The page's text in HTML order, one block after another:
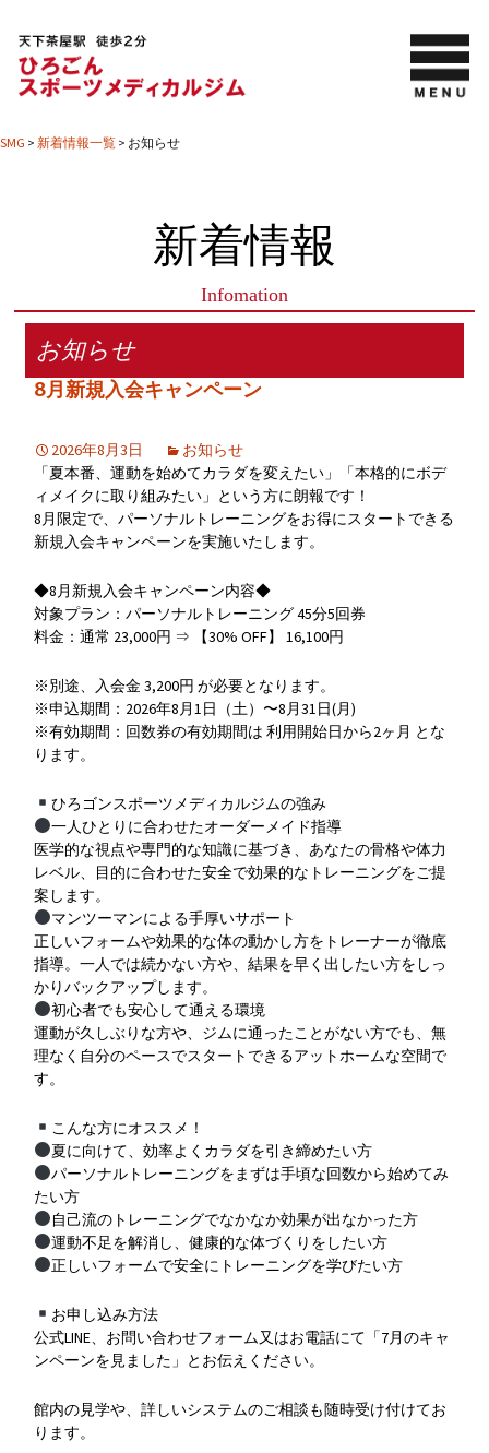
SMG > 新着情報一覧 > お知らせ
新着情報
Infomation
お知らせ
8月新規入会キャンペーン
2026年8月3日
お知らせ
「夏本番、運動を始めてカラダを変えたい」「本格的にボデ
ィメイクに取り組みたい」という方に朗報です！
8月限定で、パーソナルトレーニングをお得にスタートできる
新規入会キャンペーンを実施いたします。
◆8月新規入会キャンペーン内容◆
対象プラン：パーソナルトレーニング 45分5回券
料金：通常 23,000円 ⇒ 【30% OFF】 16,100円
※別途、入会金 3,200円 が必要となります。
※申込期間：2026年8月1日（土）〜8月31日(月)
※有効期間：回数券の有効期間は 利用開始日から2ヶ月 とな
ります。
ひろゴンスポーツメディカルジムの強み
一人ひとりに合わせたオーダーメイド指導
医学的な視点や専門的な知識に基づき、あなたの骨格や体力
レベル、目的に合わせた安全で効果的なトレーニングをご提
案します。
マンツーマンによる手厚いサポート
正しいフォームや効果的な体の動かし方をトレーナーが徹底
指導。一人では続かない方や、結果を早く出したい方をしっ
かりバックアップします。
初心者でも安心して通える環境
運動が久しぶりな方や、ジムに通ったことがない方でも、無
理なく自分のペースでスタートできるアットホームな空間で
す。
こんな方にオススメ！
夏に向けて、効率よくカラダを引き締めたい方
パーソナルトレーニングをまずは手頃な回数から始めてみ
たい方
自己流のトレーニングでなかなか効果が出なかった方
運動不足を解消し、健康的な体づくりをしたい方
正しいフォームで安全にトレーニングを学びたい方
お申し込み方法
公式LINE、お問い合わせフォーム又はお電話にて「7月のキャ
ンペーンを見ました」とお伝えください。
館内の見学や、詳しいシステムのご相談も随時受け付けてお
ります。